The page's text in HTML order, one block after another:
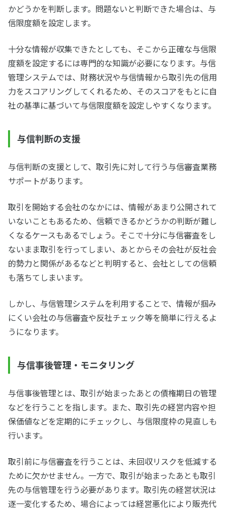
かどうかを判断します。問題ないと判断できた場合は、与
信限度額を設定します。
十分な情報が収集できたとしても、そこから正確な与信限
度額を設定するには専門的な知識が必要になります。与信
管理システムでは、財務状況や与信情報から取引先の信用
力をスコアリングしてくれるため、そのスコアをもとに自
社の基準に基づいて与信限度額を設定しやすくなります。
与信判断の支援
与信判断の支援として、取引先に対して行う与信審査業務
サポートがあります。
取引を開始する会社のなかには、情報があまり公開されて
いないこともあるため、信頼できるかどうかの判断が難し
くなるケースもあるでしょう。そこで十分に与信審査をし
ないまま取引を行ってしまい、あとからその会社が反社会
的勢力と関係があるなどと判明すると、会社としての信頼
も落ちてしまいます。
しかし、与信管理システムを利用することで、情報が掴み
にくい会社の与信審査や反社チェック等を簡単に行えるよ
うになります。
与信事後管理・モニタリング
与信事後管理とは、取引が始まったあとの債権期日の管理
などを行うことを指します。また、取引先の経営内容や担
保価値などを定期的にチェックし、与信限度枠の見直しも
行います。
取引前に与信審査を行うことは、未回収リスクを低減する
ために欠かせません。一方で、取引が始まったあとも取引
先の与信管理を行う必要があります。取引先の経営状況は
逐一変化するため、場合によっては経営悪化により販売代